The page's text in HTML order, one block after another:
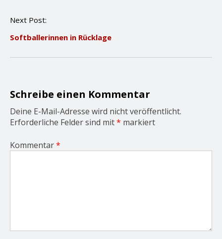
a
i
o
Next Post:
Softballerinnen in Rücklage
Schreibe einen Kommentar
Deine E-Mail-Adresse wird nicht veröffentlicht.
Erforderliche Felder sind mit* markiert
Kommentar*